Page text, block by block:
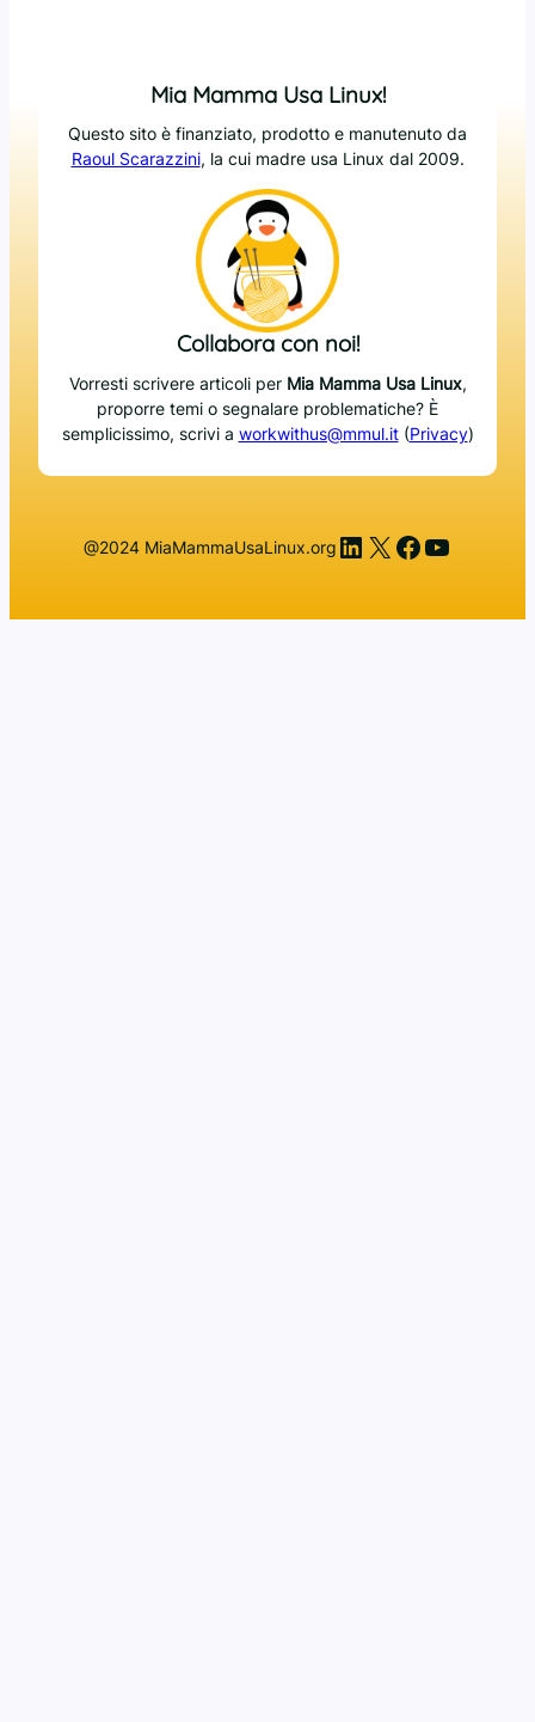
Mia Mamma Usa Linux!
Questo sito è finanziato, prodotto e manutenuto da
Raoul Scarazzini, la cui madre usa Linux dal 2009.
Collabora con noi!
Vorresti scrivere articoli per Mia Mamma Usa Linux,
proporre temi o segnalare problematiche? È
semplicissimo, scrivi a workwithus@mmul.it(Privacy)
@2024 MiaMammaUsaLinux.org LinkedIn
X Facebook